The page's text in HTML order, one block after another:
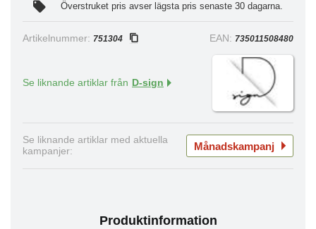
Överstruket pris avser lägsta pris senaste 30 dagarna.
Artikelnummer: 751304 EAN: 735011508480
Se liknande artiklar från D-sign
Se liknande artiklar med aktuella
kampanjer:
Månadskampanj
Produktinformation